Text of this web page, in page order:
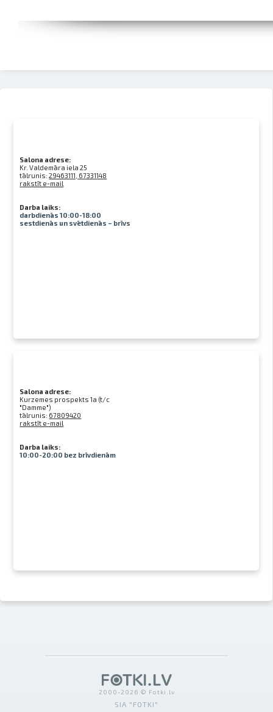
Salona adrese:
Kr. Valdemāra iela 25
tālrunis:29463111, 67331148
rakstīt e-mail
Darba laiks:
darbdienās 10:00-18:00
sestdienās un svētdienās – brīvs
Salona adrese:
Kurzemes prospekts 1a (t/c
"Damme")
tālrunis: 67809420
rakstīt e-mail
Darba laiks:
10:00-20:00 bez brīvdienām
2000-2026 © Fotki.lv
SIA "FOTKI"